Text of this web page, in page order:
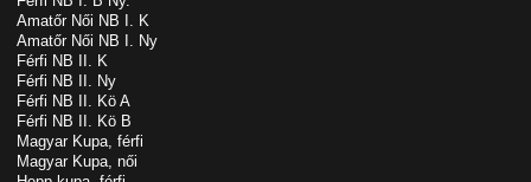
Amatőr Női NB I. K
Amatőr Női NB I. Ny
Férfi NB II. K
Férfi NB II. Ny
Férfi NB II. Kö A
Férfi NB II. Kö B
Magyar Kupa, férfi
Magyar Kupa, női